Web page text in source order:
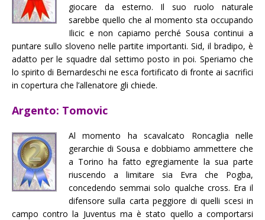
giocare da esterno. Il suo ruolo naturale
sarebbe quello che al momento sta occupando
Ilicic e non capiamo perché Sousa continui a
puntare sullo sloveno nelle partite importanti. Sid, il bradipo, è
adatto per le squadre dal settimo posto in poi. Speriamo che
lo spirito di Bernardeschi ne esca fortificato di fronte ai sacrifici
in copertura che l’allenatore gli chiede.
Argento: Tomovic
Al momento ha scavalcato Roncaglia nelle
gerarchie di Sousa e dobbiamo ammettere che
a Torino ha fatto egregiamente la sua parte
riuscendo a limitare sia Evra che Pogba,
concedendo semmai solo qualche cross. Era il
difensore sulla carta peggiore di quelli scesi in
campo contro la Juventus ma è stato quello a comportarsi